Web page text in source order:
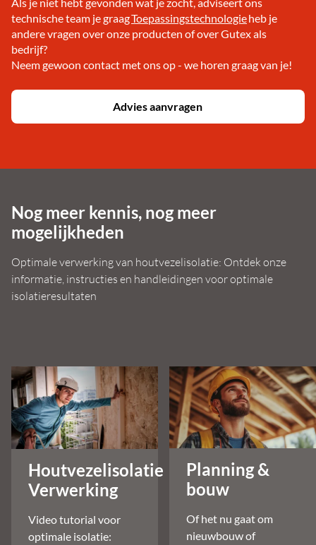
technische team je graagToepassingstechnologieheb je
andere vragen over onze producten of over Gutex als
bedrijf?
Neem gewoon contact met ons op - we horen graag van je!
Advies aanvragen
Nog meer kennis, nog meer
mogelijkheden
Optimale verwerking van houtvezelisolatie: Ontdek onze
informatie, instructies en handleidingen voor optimale
isolatieresultaten
Houtvezelisolatie
Verwerking
Video tutorial voor
optimale isolatie:
Planning &
bouw
Of het nu gaat om
nieuwbouw of